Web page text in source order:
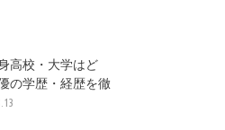
高校・大学はど
の学歴・経歴を徹